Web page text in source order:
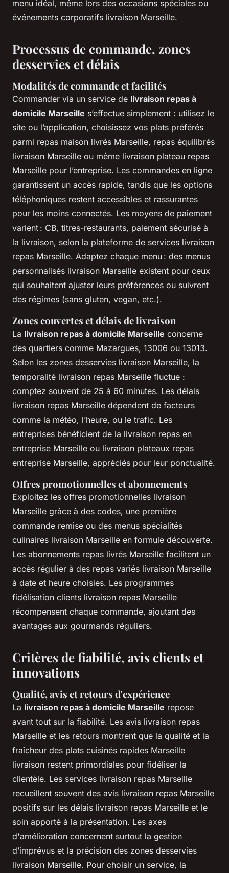
menu idéal, même lors des occasions spéciales ou
événements corporatifs livraison Marseille.
Processus de commande, zones
desservies et délais
Modalités de commande et facilités
Commander via un service de livraison repas à
domicile Marseille s’effectue simplement : utilisez le
site ou l’application, choisissez vos plats préférés
parmi repas maison livrés Marseille, repas équilibrés
livraison Marseille ou même livraison plateau repas
Marseille pour l’entreprise. Les commandes en ligne
garantissent un accès rapide, tandis que les options
téléphoniques restent accessibles et rassurantes
pour les moins connectés. Les moyens de paiement
varient : CB, titres-restaurants, paiement sécurisé à
la livraison, selon la plateforme de services livraison
repas Marseille. Adaptez chaque menu : des menus
personnalisés livraison Marseille existent pour ceux
qui souhaitent ajuster leurs préférences ou suivrent
des régimes (sans gluten, vegan, etc.).
Zones couvertes et délais de livraison
La livraison repas à domicile Marseille concerne
des quartiers comme Mazargues, 13006 ou 13013.
Selon les zones desservies livraison Marseille, la
temporalité livraison repas Marseille fluctue :
comptez souvent de 25 à 60 minutes. Les délais
livraison repas Marseille dépendent de facteurs
comme la météo, l’heure, ou le trafic. Les
entreprises bénéficient de la livraison repas en
entreprise Marseille ou livraison plateaux repas
entreprise Marseille, appréciés pour leur ponctualité.
Offres promotionnelles et abonnements
Exploitez les offres promotionnelles livraison
Marseille grâce à des codes, une première
commande remise ou des menus spécialités
culinaires livraison Marseille en formule découverte.
Les abonnements repas livrés Marseille facilitent un
accès régulier à des repas variés livraison Marseille
à date et heure choisies. Les programmes
fidélisation clients livraison repas Marseille
récompensent chaque commande, ajoutant des
avantages aux gourmands réguliers.
Critères de fiabilité, avis clients et
innovations
Qualité, avis et retours d'expérience
La livraison repas à domicile Marseille repose
avant tout sur la fiabilité. Les avis livraison repas
Marseille et les retours montrent que la qualité et la
fraîcheur des plats cuisinés rapides Marseille
livraison restent primordiales pour fidéliser la
clientèle. Les services livraison repas Marseille
recueillent souvent des avis livraison repas Marseille
positifs sur les délais livraison repas Marseille et le
soin apporté à la présentation. Les axes
d'amélioration concernent surtout la gestion
d’imprévus et la précision des zones desservies
livraison Marseille. Pour choisir un service, la